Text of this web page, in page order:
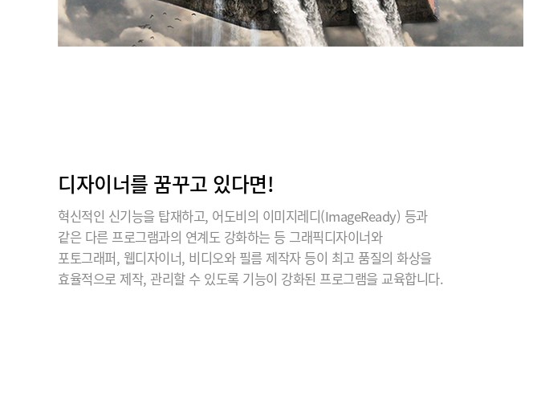
디자이너를 꿈꾸고 있다면!
혁신적인 신기능을 탑재하고, 어도비의 이미지레디(ImageReady) 등과
같은 다른 프로그램과의 연계도 강화하는 등 그래픽디자이너와
포토그래퍼, 웹디자이너, 비디오와 필름 제작자 등이 최고 품질의 화상을
효율적으로 제작, 관리할 수 있도록 기능이 강화된 프로그램을 교육합니다.